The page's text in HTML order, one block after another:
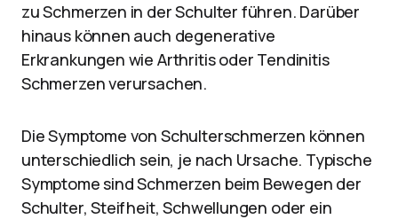
zu Schmerzen in der Schulter führen. Darüber
hinaus können auch degenerative
Erkrankungen wie Arthritis oder Tendinitis
Schmerzen verursachen.
Die Symptome von Schulterschmerzen können
unterschiedlich sein, je nach Ursache. Typische
Symptome sind Schmerzen beim Bewegen der
Schulter, Steifheit, Schwellungen oder ein